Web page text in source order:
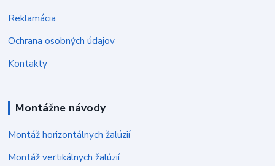
Reklamácia
Ochrana osobných údajov
Kontakty
Montážne návody
Montáž horizontálnych žalúzií
Montáž vertikálnych žalúzií